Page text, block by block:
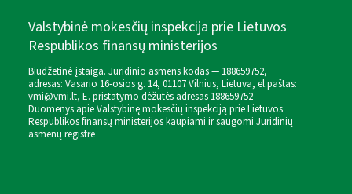
Valstybinė mokesčių inspekcija prie Lietuvos
Respublikos finansų ministerijos
Biudžetinė įstaiga. Juridinio asmens kodas — 188659752,
adresas: Vasario 16-osios g. 14, 01107 Vilnius, Lietuva, el.paštas:
vmi@vmi.lt, E. pristatymo dėžutės adresas 188659752
Duomenys apie Valstybinę mokesčių inspekciją prie Lietuvos
Respublikos finansų ministerijos kaupiami ir saugomi Juridinių
asmenų registre